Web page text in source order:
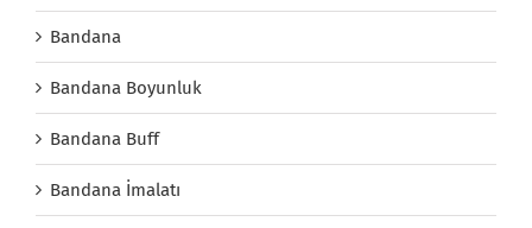
Bandana
Bandana Boyunluk
Bandana Buff
Bandana İmalatı